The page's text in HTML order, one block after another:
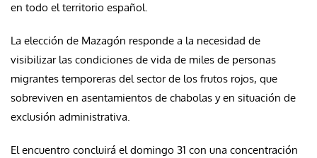
en todo el territorio español.
La elección de Mazagón responde a la necesidad de
visibilizar las condiciones de vida de miles de personas
migrantes temporeras del sector de los frutos rojos, que
sobreviven en asentamientos de chabolas y en situación de
exclusión administrativa.
El encuentro concluirá el domingo 31 con una concentración